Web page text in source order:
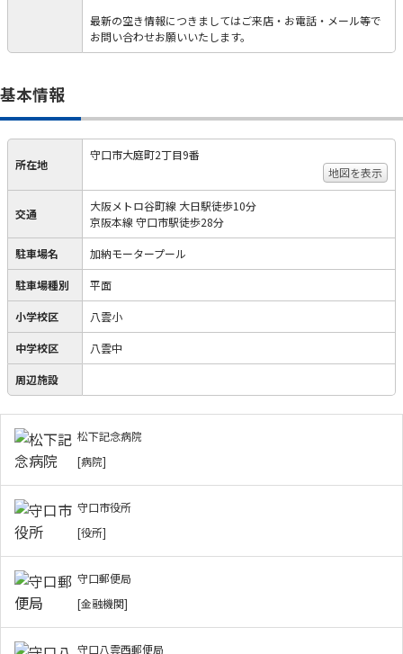
最新の空き情報につきましてはご来店・お電話・メール等で
お問い合わせお願いいたします。
基本情報
所在地
守口市大庭町2丁目9番
地図を表示
交通
大阪メトロ谷町線 大日駅徒歩10分
京阪本線 守口市駅徒歩28分
駐車場名 加納モータープール
駐車場種別 平面
小学校区 八雲小
中学校区 八雲中
周辺施設
松下記念病院
[病院]
守口市役所
[役所]
守口郵便局
[金融機関]
守口八雲西郵便局